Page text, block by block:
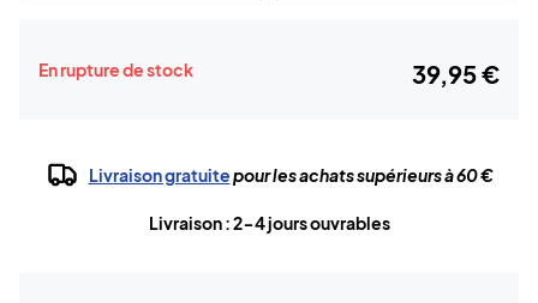
En rupture de stock 39,95 €
Livraison gratuitepour les achats supérieurs à 60 €
Livraison : 2-4 jours ouvrables